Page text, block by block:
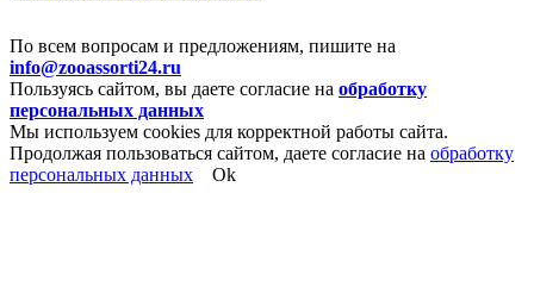
По всем вопросам и предложениям, пишите на
info@zooassorti24.ru
Пользуясь сайтом, вы даете согласие на обработку
персональных данных
Мы используем cookies для корректной работы сайта.
Продолжая пользоваться сайтом, даете согласие на обработку
персональных данных
Ok